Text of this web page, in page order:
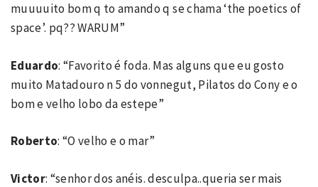
muuuuito bom q to amando q se chama ‘the poetics of
space’. pq?? WARUM”
Eduardo: “Favorito é foda. Mas alguns que eu gosto
muito Matadouro n 5 do vonnegut, Pilatos do Cony e o
bom e velho lobo da estepe”
Roberto: “O velho e o mar”
Victor: “senhor dos anéis. desculpa..queria ser mais